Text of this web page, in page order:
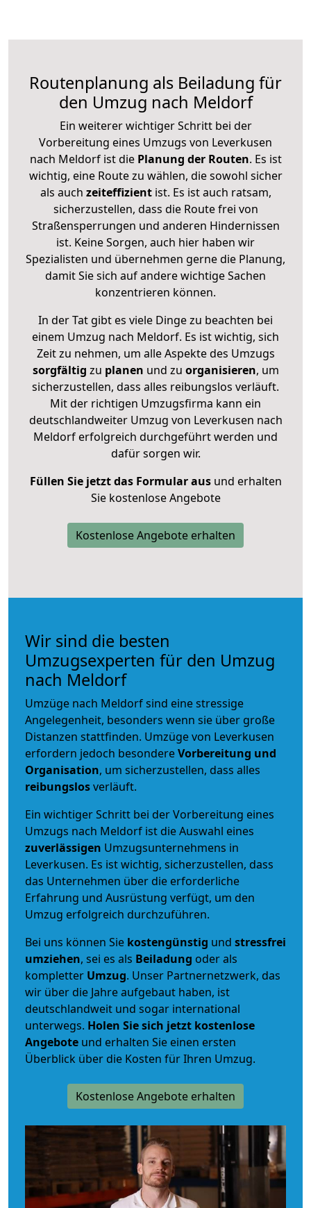
Routenplanung als Beiladung für
den Umzug nach Meldorf
Ein weiterer wichtiger Schritt bei der
Vorbereitung eines Umzugs von Leverkusen
nach Meldorf ist diePlanung der Routen. Es ist
wichtig, eine Route zu wählen, die sowohl sicher
als auch zeiteffizientist. Es ist auch ratsam,
sicherzustellen, dass die Route frei von
Straßensperrungen und anderen Hindernissen
ist. Keine Sorgen, auch hier haben wir
Spezialisten und übernehmen gerne die Planung,
damit Sie sich auf andere wichtige Sachen
konzentrieren können.
In der Tat gibt es viele Dinge zu beachten bei
einem Umzug nach Meldorf. Es ist wichtig, sich
Zeit zu nehmen, um alle Aspekte des Umzugs
sorgfältig zu planen und zu organisieren, um
sicherzustellen, dass alles reibungslos verläuft.
Mit der richtigen Umzugsfirma kann ein
deutschlandweiter Umzug von Leverkusen nach
Meldorf erfolgreich durchgeführt werden und
dafür sorgen wir.
Füllen Sie jetzt das Formular ausund erhalten
Sie kostenlose Angebote
Kostenlose Angebote erhalten
Wir sind die besten
Umzugsexperten für den Umzug
nach Meldorf
Umzüge nach Meldorf sind eine stressige
Angelegenheit, besonders wenn sie über große
Distanzen stattfinden. Umzüge von Leverkusen
erfordern jedoch besondereVorbereitung und
Organisation, um sicherzustellen, dass alles
reibungslosverläuft.
Ein wichtiger Schritt bei der Vorbereitung eines
Umzugs nach Meldorf ist die Auswahl eines
zuverlässigen Umzugsunternehmens in
Leverkusen. Es ist wichtig, sicherzustellen, dass
das Unternehmen über die erforderliche
Erfahrung und Ausrüstung verfügt, um den
Umzug erfolgreich durchzuführen.
Bei uns können Sie kostengünstig und stressfrei
umziehen, sei es als Beiladung oder als
kompletter Umzug. Unser Partnernetzwerk, das
wir über die Jahre aufgebaut haben, ist
deutschlandweit und sogar international
unterwegs. Holen Sie sich jetzt kostenlose
Angebote und erhalten Sie einen ersten
Überblick über die Kosten für Ihren Umzug.
Kostenlose Angebote erhalten